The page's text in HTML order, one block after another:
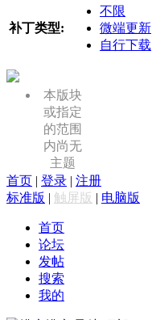
补丁类型:
不限
微端更新
自行下载
本版块
或指定
的范围
内尚无
主题
首页 | 登录 | 注册
标准版 | 触屏版 | 电脑版
首页
论坛
发帖
搜索
我的